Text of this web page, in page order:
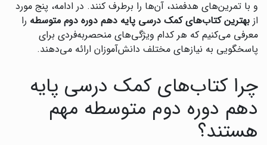
و با تمرین‌های هدفمند، آن‌ها را برطرف کنند. در ادامه، پنج مورد
از بهترین کتاب‌های کمک درسی پایه دهم دوره دوم متوسطه را
معرفی می‌کنیم که هر کدام ویژگی‌های منحصربه‌فردی برای
پاسخگویی به نیازهای مختلف دانش‌آموزان ارائه می‌دهند.
چرا کتاب‌های کمک درسی پایه
دهم دوره دوم متوسطه مهم
هستند؟